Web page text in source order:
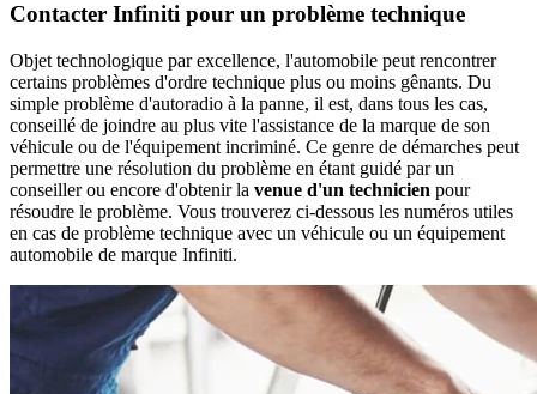
Contacter Infiniti pour un problème technique
Objet technologique par excellence, l'automobile peut rencontrer
certains problèmes d'ordre technique plus ou moins gênants. Du
simple problème d'autoradio à la panne, il est, dans tous les cas,
conseillé de joindre au plus vite l'assistance de la marque de son
véhicule ou de l'équipement incriminé. Ce genre de démarches peut
permettre une résolution du problème en étant guidé par un
conseiller ou encore d'obtenir la venue d'un technicien pour
résoudre le problème. Vous trouverez ci-dessous les numéros utiles
en cas de problème technique avec un véhicule ou un équipement
automobile de marque Infiniti.